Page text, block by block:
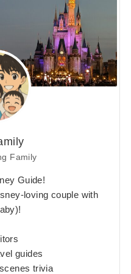
Family
Guide!
loving couple with
guides
trivia